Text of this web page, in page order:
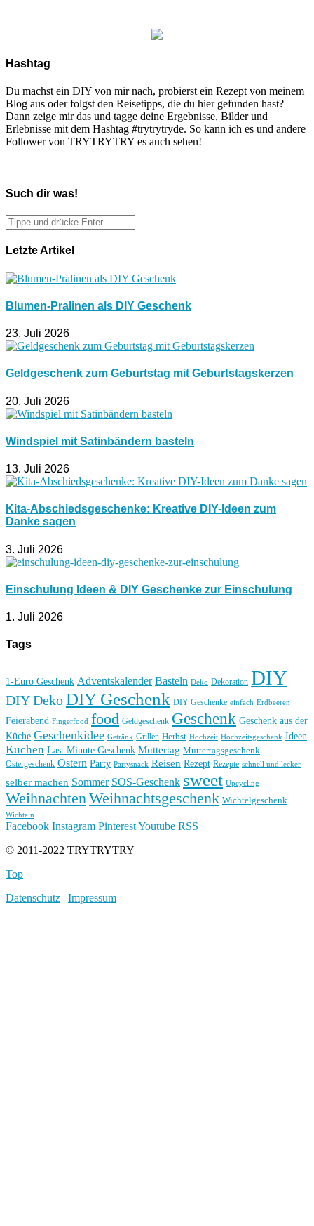
Hashtag
Du machst ein DIY von mir nach, probierst ein Rezept von meinem
Blog aus oder folgst den Reisetipps, die du hier gefunden hast?
Dann zeige mir das und tagge deine Ergebnisse, Bilder und
Erlebnisse mit dem Hashtag #trytrytryde. So kann ich es und andere
Follower von TRYTRYTRY es auch sehen!
Such dir was!
Letzte Artikel
Blumen-Pralinen als DIY Geschenk
23. Juli 2026
Geldgeschenk zum Geburtstag mit Geburtstagskerzen
20. Juli 2026
Windspiel mit Satinbändern basteln
13. Juli 2026
Kita-Abschiedsgeschenke: Kreative DIY-Ideen zum
Danke sagen
3. Juli 2026
Einschulung Ideen & DIY Geschenke zur Einschulung
1. Juli 2026
Tags
1-Euro Geschenk Adventskalender Basteln Deko Dekoration DIY
DIY DekoDIY Geschenk DIY Geschenke einfach Erdbeeren
Feierabend Fingerfood food Geldgeschenk Geschenk Geschenk aus der
Küche Geschenkidee Getränk Grillen Herbst Hochzeit Hochzeitsgeschenk Ideen
Kuchen Last Minute Geschenk Muttertag Muttertagsgeschenk
Ostergeschenk Ostern Party Partysnack Reisen Rezept Rezepte schnell und lecker
selber machen Sommer SOS-Geschenk sweet Upcycling
Weihnachten Weihnachtsgeschenk Wichtelgeschenk
Wichteln
Facebook Instagram PinterestYoutube RSS
© 2011-2022 TRYTRYTRY
Top
Datenschutz | Impressum